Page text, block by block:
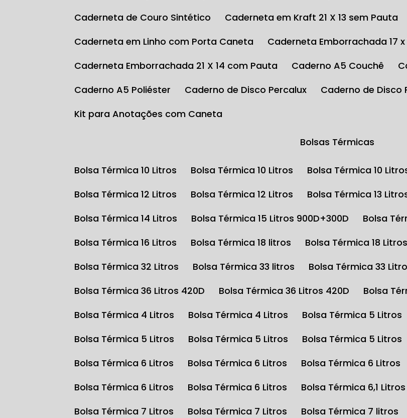
Caderneta de Couro Sintético
Caderneta em Kraft 21 X 13 sem Pauta
Caderneta em Linho com Porta Caneta
Caderneta Emborrachada 17
Caderneta Emborrachada 21 X 14 com Pauta
Caderno A5 Couchê
Caderno A5 Poliéster
Caderno de Disco Percalux
Caderno de Disco
Kit para Anotações com Caneta
Bolsas Térmicas
Bolsa Térmica 10 Litros Bolsa Térmica 10 Litros Bolsa Térmica 10
Bolsa Térmica 12 Litros
Bolsa Térmica 12 Litros Bolsa Térmica 13
Bolsa Térmica 14 Litros
Bolsa Térmica 15 Litros 900D+300D Bolsa
Bolsa Térmica 16 Litros
Bolsa Térmica 18 litros Bolsa Térmica 18 Litros
Bolsa Térmica 32 Litros
Bolsa Térmica 33 litros Bolsa Térmica 33
Bolsa Térmica 36 Litros 420D
Bolsa Térmica 36 Litros 420D Bolsa
Bolsa Térmica 4 Litros
Bolsa Térmica 4 Litros Bolsa Térmica 5 Litros
Bolsa Térmica 5 Litros
Bolsa Térmica 5 Litros Bolsa Térmica 5 Litros
Bolsa Térmica 6 Litros
Bolsa Térmica 6 Litros Bolsa Térmica 6 Litros
Bolsa Térmica 6 Litros
Bolsa Térmica 6 Litros Bolsa Térmica 6,1 Litros
Bolsa Térmica 7 Litros
Bolsa Térmica 7 Litros Bolsa Térmica 7 litros